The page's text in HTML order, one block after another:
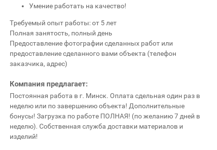
Умение работать на качество!
Требуемый опыт работы: от 5 лет
Полная занятость, полный день
Предоставление фотографии сделанных работ или
предоставление сделанного вами объекта (телефон
заказчика, адрес)
Компания предлагает:
Постоянная работа в г. Минск. Оплата сдельная один раз в
неделю или по завершению объекта! Дополнительные
бонусы! Загрузка по работе ПОЛНАЯ! (по желанию 7 дней в
неделю). Собственная служба доставки материалов и
изделий!